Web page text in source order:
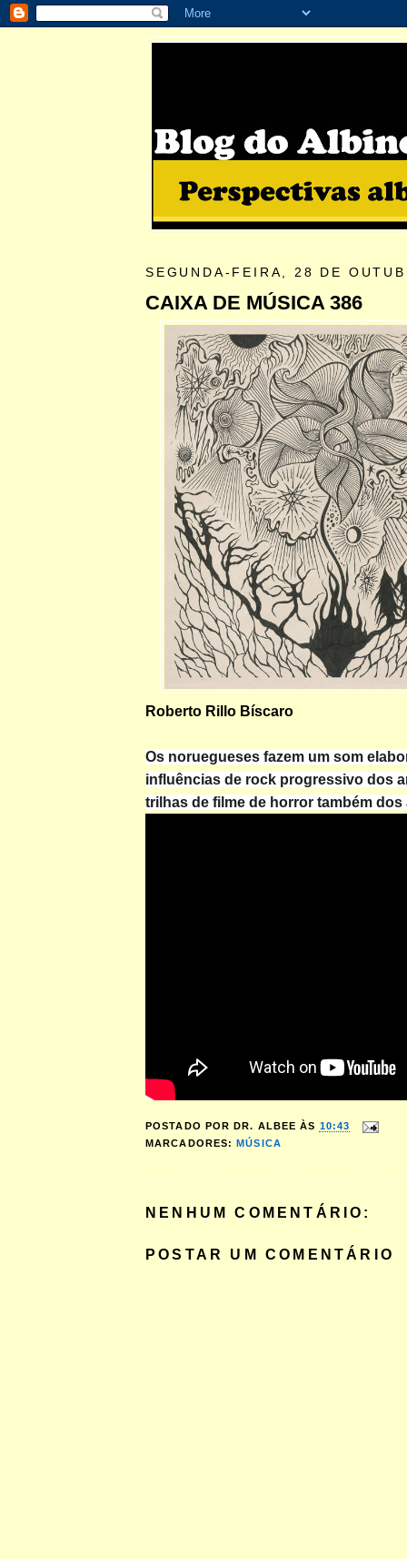
SEGUNDA-FEIRA, 28 DE
CAIXA DE MÚSICA 386
Roberto Rillo Bíscaro
Os noruegueses fazem um som
influências de rock progressivo dos
trilhas de filme de horror também dos
POSTADO POR DR. ALBEE ÀS 10:43
MARCADORES:MÚSICA
NENHUM COMENTÁRIO:
POSTAR UM COMENTÁRIO